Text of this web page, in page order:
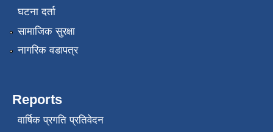
घटना दर्ता
सामाजिक सुरक्षा
नागरिक वडापत्र
Reports
वार्षिक प्रगति प्रतिवेदन